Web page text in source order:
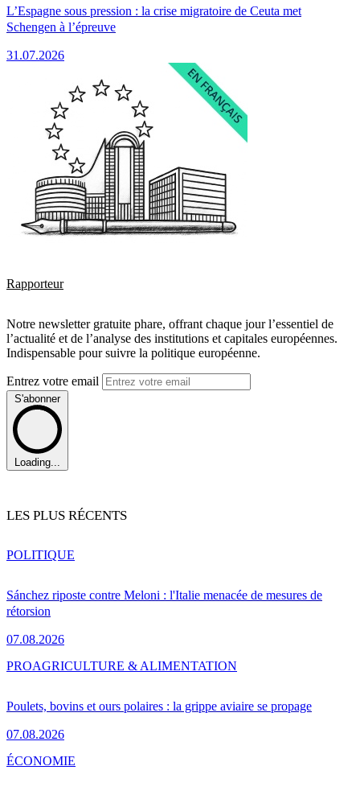
L’Espagne sous pression : la crise migratoire de Ceuta met
Schengen à l’épreuve
31.07.2026
Rapporteur
Notre newsletter gratuite phare, offrant chaque jour l’essentiel de
l’actualité et de l’analyse des institutions et capitales européennes.
Indispensable pour suivre la politique européenne.
Entrez votre email
S'abonner
Loading...
LES PLUS RÉCENTS
Sánchez riposte contre Meloni : l'Italie menacée de mesures de
rétorsion
07.08.2026
POLITIQUE
Poulets, bovins et ours polaires : la grippe aviaire se propage
07.08.2026
PROAGRICULTURE & ALIMENTATION
ÉCONOMIE